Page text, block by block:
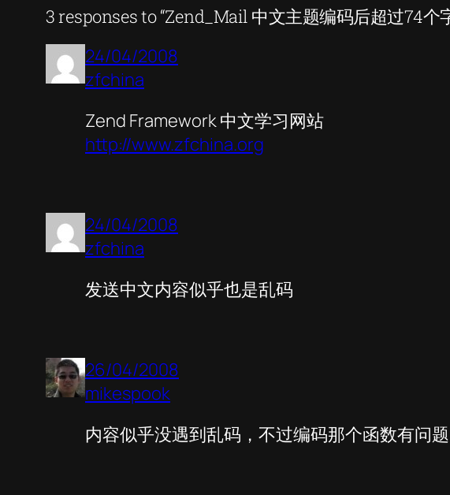
3 responses to “Zend_Mail 中文主题编码后超过74个
24/04/2008
zfchina
Zend Framework 中文学习网站
http://www.zfchina.org
24/04/2008
zfchina
发送中文内容似乎也是乱码
26/04/2008
mikespook
内容似乎没遇到乱码，不过编码那个函数有问